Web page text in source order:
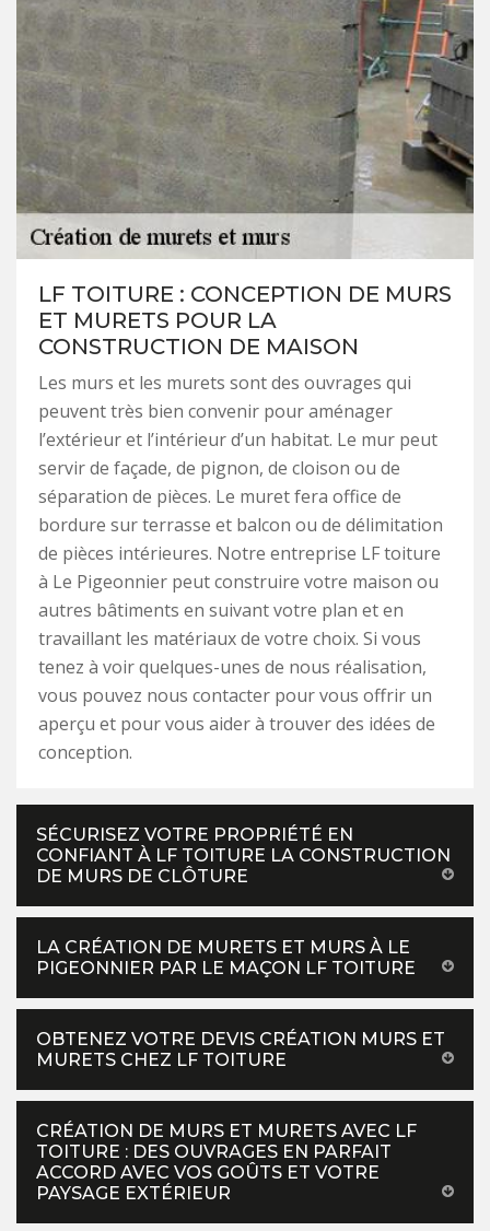
LF TOITURE : CONCEPTION DE MURS
ET MURETS POUR LA
CONSTRUCTION DE MAISON
Les murs et les murets sont des ouvrages qui
peuvent très bien convenir pour aménager
l’extérieur et l’intérieur d’un habitat. Le mur peut
servir de façade, de pignon, de cloison ou de
séparation de pièces. Le muret fera office de
bordure sur terrasse et balcon ou de délimitation
de pièces intérieures. Notre entreprise LF toiture
à Le Pigeonnier peut construire votre maison ou
autres bâtiments en suivant votre plan et en
travaillant les matériaux de votre choix. Si vous
tenez à voir quelques-unes de nous réalisation,
vous pouvez nous contacter pour vous offrir un
aperçu et pour vous aider à trouver des idées de
conception.
SÉCURISEZ VOTRE PROPRIÉTÉ EN
CONFIANT À LF TOITURE LA CONSTRUCTION
DE MURS DE CLÔTURE
LA CRÉATION DE MURETS ET MURS À LE
PIGEONNIER PAR LE MAÇON LF TOITURE
OBTENEZ VOTRE DEVIS CRÉATION MURS ET
MURETS CHEZ LF TOITURE
CRÉATION DE MURS ET MURETS AVEC LF
TOITURE : DES OUVRAGES EN PARFAIT
ACCORD AVEC VOS GOÛTS ET VOTRE
PAYSAGE EXTÉRIEUR